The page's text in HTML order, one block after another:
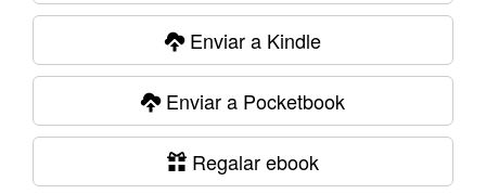
Enviar a Kindle
Enviar a Pocketbook
Regalar ebook